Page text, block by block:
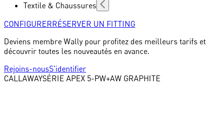
Textile & Chaussures
CONFIGURERRÉSERVER UN FITTING
Deviens membre Wally pour profitez des meilleurs tarifs et
découvrir toutes les nouveautés en avance.
Rejoins-nousS'identifier
CALLAWAYSÉRIE APEX 5-PW+AW GRAPHITE